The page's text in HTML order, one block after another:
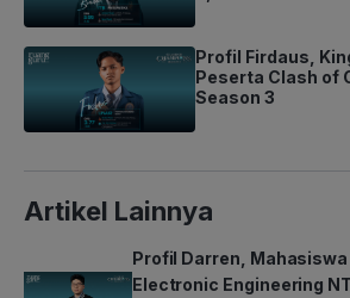
Profil Firdaus,
Peserta Clash of
Season 3
Artikel Lainnya
Profil Darren,
Electronic Engineering